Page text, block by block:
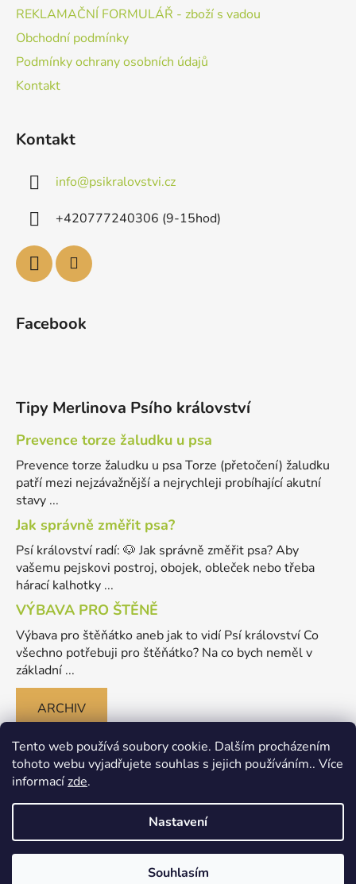
Tento web používá soubory cookie. Dalším procházením
tohoto webu vyjadřujete souhlas s jejich používáním.. Více
informacízde.
Nastavení
Souhlasím
REKLAMAČNÍ FORMULÁŘ - zboží s vadou
Obchodní podmínky
Podmínky ochrany osobních údajů
Kontakt
Kontakt
info@psikralovstvi.cz
+420777240306 (9-15hod)
Facebook
Tipy Merlinova Psího království
Prevence torze žaludku u psa
Prevence torze žaludku u psa Torze (přetočení) žaludku
patří mezi nejzávažnější a nejrychleji probíhající akutní
stavy ...
Jak správně změřit psa?
Psí království radí: 🐶 Jak správně změřit psa? Aby
vašemu pejskovi postroj, obojek, obleček nebo třeba
hárací kalhotky ...
VÝBAVA PRO ŠTĚNĚ
Výbava pro štěňátko aneb jak to vidí Psí království Co
všechno potřebuji pro štěňátko? Na co bych neměl v
základní ...
ARCHIV
Vytvořil Shoptet
Merlinovo Psikralovstvi.cz - eshop pro